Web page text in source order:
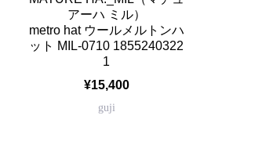
アーハ ミル）
metro hat ウールメルトンハ
ット MIL-0710 1855240322
1
¥15,400
guji